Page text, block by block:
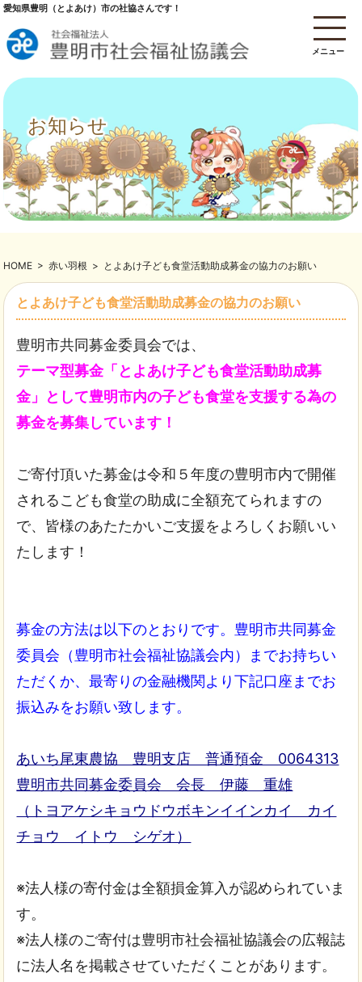
メニュー
愛知県豊明（とよあけ）市の社協さんです！
お知らせ
HOME > 赤い羽根 > とよあけ子ども食堂活動助成募金の協力のお願い
とよあけ子ども食堂活動助成募金の協力のお願い
豊明市共同募金委員会では、
テーマ型募金「とよあけ子ども食堂活動助成募
金」として豊明市内の子ども食堂を支援する為の
募金を募集しています！
ご寄付頂いた募金は令和５年度の豊明市内で開催
されるこども食堂の助成に全額充てられますの
で、皆様のあたたかいご支援をよろしくお願いい
たします！
募金の方法は以下のとおりです。豊明市共同募金
委員会（豊明市社会福祉協議会内）までお持ちい
ただくか、最寄りの金融機関より下記口座までお
振込みをお願い致します。
あいち尾東農協 豊明支店 普通預金 0064313
豊明市共同募金委員会 会長 伊藤 重雄
（トヨアケシキョウドウボキンイインカイ カイ
チョウ イトウ シゲオ）
※法人様の寄付金は全額損金算入が認められていま
す。
※法人様のご寄付は豊明市社会福祉協議会の広報誌
に法人名を掲載させていただくことがあります。